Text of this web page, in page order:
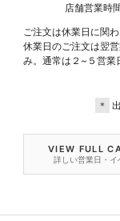
店舗営業時
ご注文は休業日に関
休業日のご注文は翌
み。通常は２~５営業
＊
VIEW FULL
詳しい営業日・イ